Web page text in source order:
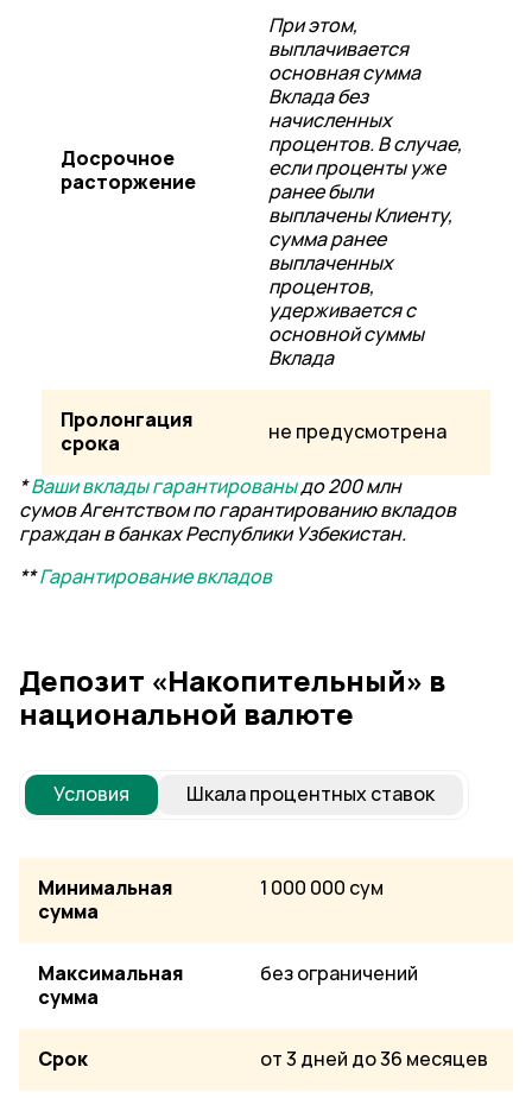
Досрочное
расторжение
При этом,
выплачивается
основная сумма
Вклада без
начисленных
процентов. В случае,
если проценты уже
ранее были
выплачены Клиенту,
сумма ранее
выплаченных
процентов,
удерживается с
основной суммы
Вклада
Пролонгация
срока
не предусмотрена
*Ваши вклады гарантированыдо 200 млн
сумовАгентством по гарантированию вкладов
граждан в банках Республики Узбекистан.
**Гарантирование вкладов
Депозит «Накопительный» в
национальной валюте
Условия Шкала процентных ставок
Минимальная
сумма
1 000 000 сум
Максимальная
сумма
без ограничений
Срок от 3 дней до 36 месяцев